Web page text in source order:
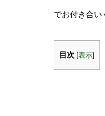
でお付き合い
目次 [表示]